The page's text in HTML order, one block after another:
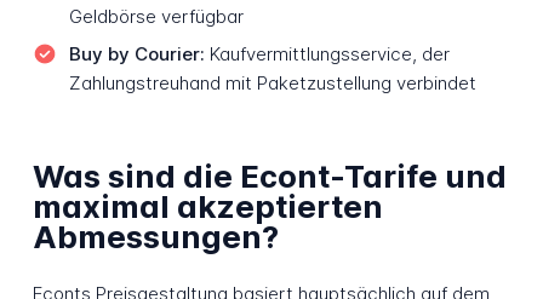
Geldbörse verfügbar
Buy by Courier: Kaufvermittlungsservice, der
Zahlungstreuhand mit Paketzustellung verbindet
Was sind die Econt-Tarife und
maximal akzeptierten
Abmessungen?
Econts Preisgestaltung basiert hauptsächlich auf dem